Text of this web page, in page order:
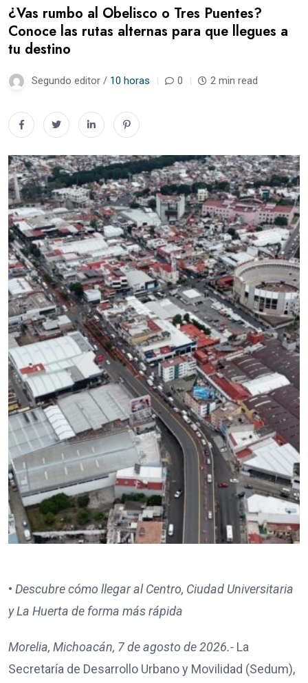
¿Vas rumbo al Obelisco o Tres Puentes?
Conoce las rutas alternas para que llegues a
tu destino
Segundo editor / 10 horas 0 2 min read
• Descubre cómo llegar al Centro, Ciudad Universitaria
y La Huerta de forma más rápida
Morelia, Michoacán, 7 de agosto de 2026.- La
Secretaría de Desarrollo Urbano y Movilidad (Sedum),